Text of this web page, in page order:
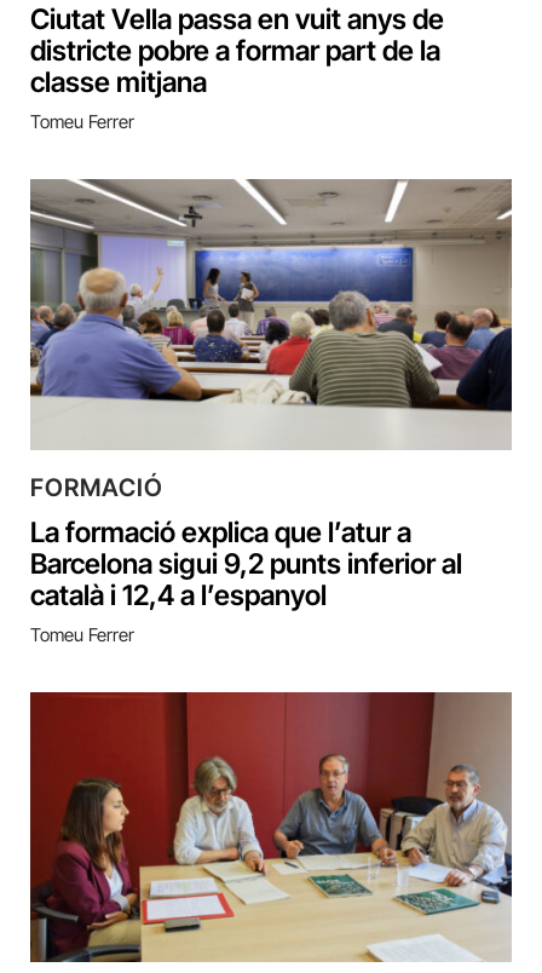
Ciutat Vella passa en vuit anys de
districte pobre a formar part de la
classe mitjana
Tomeu Ferrer
FORMACIÓ
La formació explica que l’atur a
Barcelona sigui 9,2 punts inferior al
català i 12,4 a l’espanyol
Tomeu Ferrer